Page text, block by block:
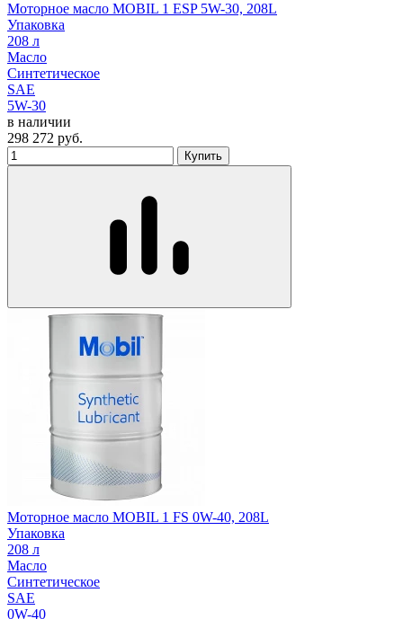
Моторное масло MOBIL 1 ESP 5W-30, 208L
Упаковка
208 л
Масло
Синтетическое
SAE
5W-30
в наличии
298 272 руб.
Купить
Моторное масло MOBIL 1 FS 0W-40, 208L
Упаковка
208 л
Масло
Синтетическое
SAE
0W-40